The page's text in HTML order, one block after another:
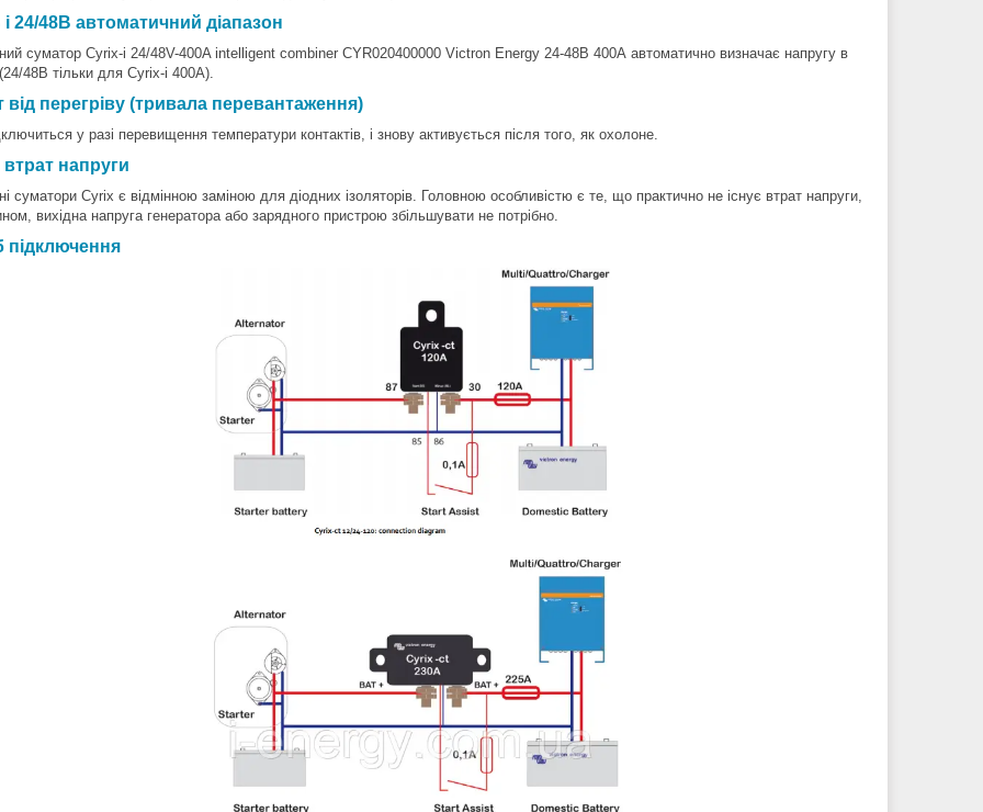
і 24/48В автоматичний діапазон
суматор Cyrix-i 24/48V-400A intelligent combiner CYR020400000 Victron Energy 24-48В 400А автоматично визначає напругу в
48В тільки для Cyrix-i 400A).
від перегріву (тривала перевантаження)
у разі перевищення температури контактів, і знову активується після того, як охолоне.
напруги
суматори Cyrix є відмінною заміною для діодних ізоляторів. Головною особливістю є те, що практично не існує втрат напруги,
вихідна напруга генератора або зарядного пристрою збільшувати не потрібно.
підключення